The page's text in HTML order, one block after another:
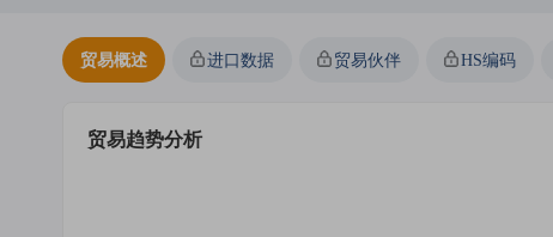
贸易概述 进口数据 贸易伙伴 HS编码
贸易趋势分析